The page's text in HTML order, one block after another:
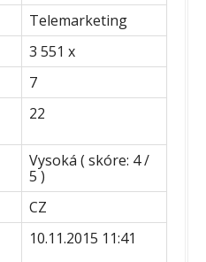
Telemarketing
3 551 x
7
22
Vysoká ( skóre: 4 /
5 )
CZ
10.11.2015 11:41